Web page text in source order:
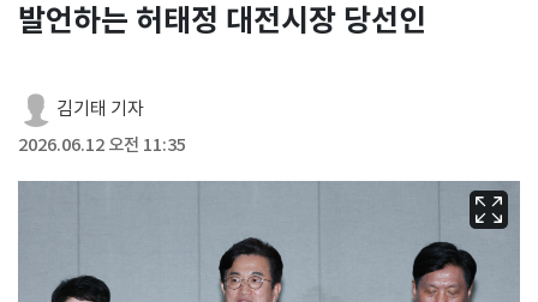
발언하는 허태정 대전시장 당선인
김기태 기자
2026.06.12 오전 11:35